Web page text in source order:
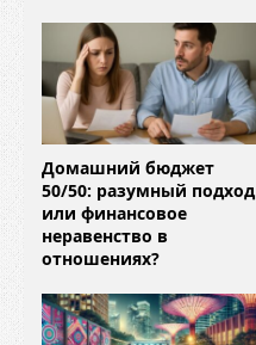
Домашний бюджет
50/50: разумный подход
или финансовое
неравенство в
отношениях?